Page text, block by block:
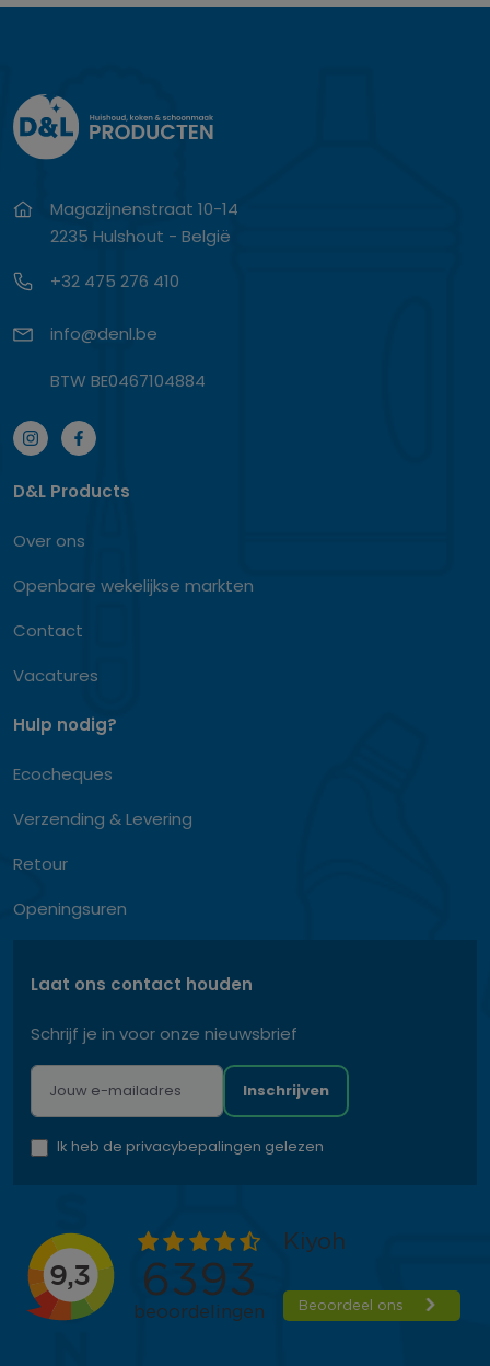
Magazijnenstraat 10-14
2235 Hulshout - België
+32 475 276 410
info@denl.be
BTW BE0467104884
D&L Products
Over ons
Openbare wekelijkse markten
Contact
Vacatures
Hulp nodig?
Ecocheques
Verzending & Levering
Retour
Openingsuren
Laat ons contact houden
Schrijf je in voor onze nieuwsbrief
Inschrijven
Ik heb de privacybepalingen gelezen